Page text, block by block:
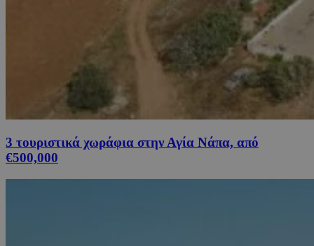
3 τουριστικά χωράφια στην Αγία Νάπα, από
€500,000